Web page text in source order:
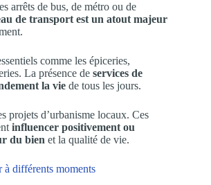
arrêts de bus, de métro ou de
de transport est un atout majeur
comme les épiceries,
La présence de services de
la vie de tous les jours.
projets d’urbanisme locaux. Ces
influencer positivement ou
du bien et la qualité de vie.
à différents moments